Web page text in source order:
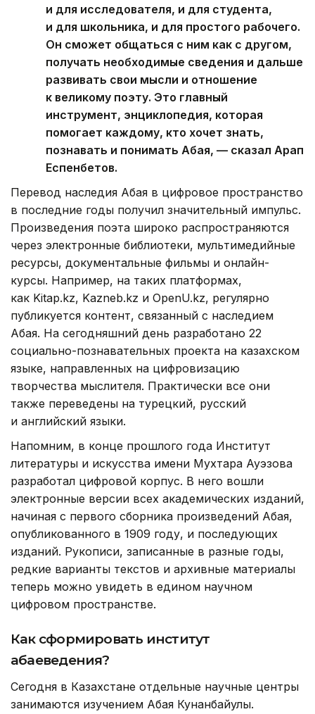
и для исследователя, и для студента,
и для школьника, и для простого рабочего.
Он сможет общаться с ним как с другом,
получать необходимые сведения и дальше
развивать свои мысли и отношение
к великому поэту. Это главный
инструмент, энциклопедия, которая
помогает каждому, кто хочет знать,
познавать и понимать Абая, — сказал Арап
Еспенбетов.
Перевод наследия Абая в цифровое пространство
в последние годы получил значительный импульс.
Произведения поэта широко распространяются
через электронные библиотеки, мультимедийные
ресурсы, документальные фильмы и онлайн-
курсы. Например, на таких платформах,
как Kitap.kz, Kazneb.kz и OpenU.kz, регулярно
публикуется контент, связанный с наследием
Абая. На сегодняшний день разработано 22
социально-познавательных проекта на казахском
языке, направленных на цифровизацию
творчества мыслителя. Практически все они
также переведены на турецкий, русский
и английский языки.
Напомним, в конце прошлого года Институт
литературы и искусства имени Мухтара Ауэзова
разработал цифровой корпус. В него вошли
электронные версии всех академических изданий,
начиная с первого сборника произведений Абая,
опубликованного в 1909 году, и последующих
изданий. Рукописи, записанные в разные годы,
редкие варианты текстов и архивные материалы
теперь можно увидеть в едином научном
цифровом пространстве.
Как сформировать институт
абаеведения?
Сегодня в Казахстане отдельные научные центры
занимаются изучением Абая Кунанбайулы.